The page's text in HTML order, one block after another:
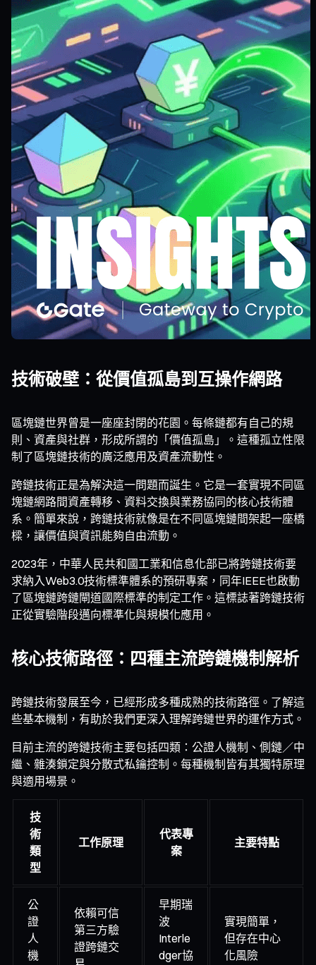
技術破壁：從價值孤島到互操作網路
區塊鏈世界曾是一座座封閉的花園。每條鏈都有自己的規
則、資產與社群，形成所謂的「價值孤島」。這種孤立性限
制了區塊鏈技術的廣泛應用及資產流動性。
跨鏈技術正是為解決這一問題而誕生。它是一套實現不同區
塊鏈網路間資產轉移、資料交換與業務協同的核心技術體
系。簡單來說，跨鏈技術就像是在不同區塊鏈間架起一座橋
樑，讓價值與資訊能夠自由流動。
2023年，中華人民共和國工業和信息化部已將跨鏈技術要
求納入Web3.0技術標準體系的預研專案，同年IEEE也啟動
了區塊鏈跨鏈閘道國際標準的制定工作。這標誌著跨鏈技術
正從實驗階段邁向標準化與規模化應用。
核心技術路徑：四種主流跨鏈機制解析
跨鏈技術發展至今，已經形成多種成熟的技術路徑。了解這
些基本機制，有助於我們更深入理解跨鏈世界的運作方式。
目前主流的跨鏈技術主要包括四類：公證人機制、側鏈／中
繼、雜湊鎖定與分散式私鑰控制。每種機制皆有其獨特原理
與適用場景。
技
術
類
型
工作原理
代表專
案
主要特點
公
證
人
機
依賴可信
第三方驗
證跨鏈交
早期瑞
波
Interle
dger協
實現簡單，
但存在中心
化風險